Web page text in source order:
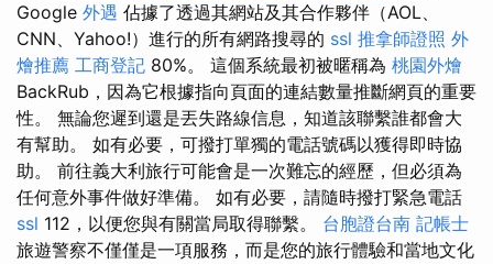
Google 外遇 佔據了透過其網站及其合作夥伴（AOL、
CNN、Yahoo!）進行的所有網路搜尋的 ssl 推拿師證照 外
燴推薦 工商登記 80%。 這個系統最初被暱稱為 桃園外燴
BackRub，因為它根據指向頁面的連結數量推斷網頁的重要
性。 無論您遲到還是丟失路線信息，知道該聯繫誰都會大
有幫助。 如有必要，可撥打單獨的電話號碼以獲得即時協
助。 前往義大利旅行可能會是一次難忘的經歷，但必須為
任何意外事件做好準備。 如有必要，請隨時撥打緊急電話
ssl 112，以便您與有關當局取得聯繫。 台胞證台南 記帳士
旅遊警察不僅僅是一項服務，而是您的旅行體驗和當地文化